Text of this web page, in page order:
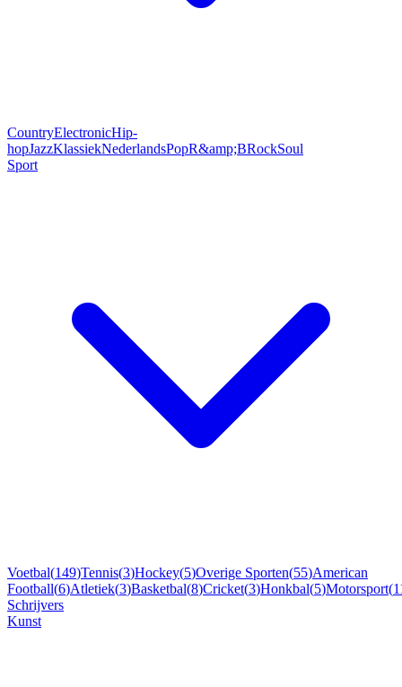
CountryElectronicHip-
hopJazzKlassiekNederlandsPopR&amp;BRockSoul
Sport
Voetbal(149)Tennis(3)Hockey(5)Overige Sporten(55)American
Football(6)Atletiek(3)Basketbal(8)Cricket(3)Honkbal(5)Motorsport(
Schrijvers
Kunst